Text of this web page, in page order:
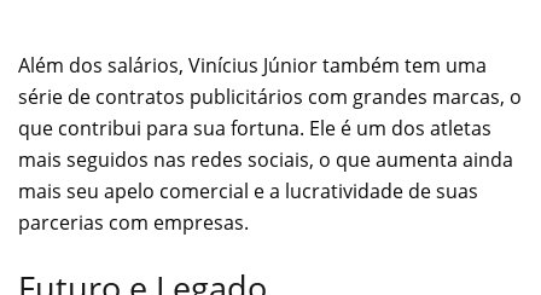
Além dos salários, Vinícius Júnior também tem uma
série de contratos publicitários com grandes marcas, o
que contribui para sua fortuna. Ele é um dos atletas
mais seguidos nas redes sociais, o que aumenta ainda
mais seu apelo comercial e a lucratividade de suas
parcerias com empresas.